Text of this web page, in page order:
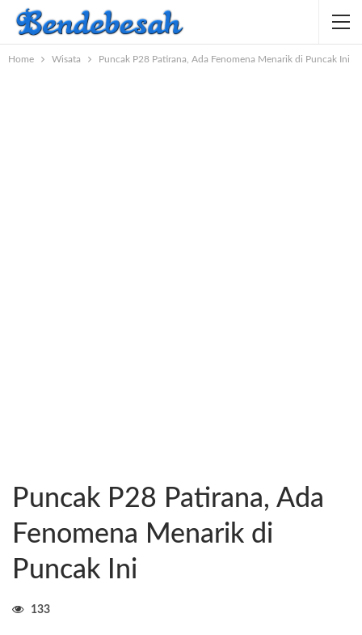
Home Wisata Puncak P28 Patirana, Ada Fenomena Menarik di Puncak Ini
Puncak P28 Patirana, Ada
Fenomena Menarik di
Puncak Ini
133